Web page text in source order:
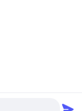
. Διατηρούνται όλα